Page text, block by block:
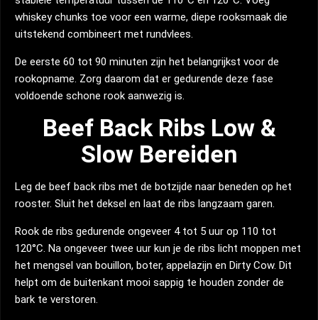
whiskey chunks toe voor een warme, diepe rooksmaak die
uitstekend combineert met rundvlees.
De eerste 60 tot 90 minuten zijn het belangrijkst voor de
rookopname. Zorg daarom dat er gedurende deze fase
voldoende schone rook aanwezig is.
Beef Back Ribs Low &
Slow Bereiden
Leg de beef back ribs met de botzijde naar beneden op het
rooster. Sluit het deksel en laat de ribs langzaam garen.
Rook de ribs gedurende ongeveer 4 tot 5 uur op 110 tot
120°C. Na ongeveer twee uur kun je de ribs licht moppen met
het mengsel van bouillon, boter, appelazijn en Dirty Cow. Dit
helpt om de buitenkant mooi sappig te houden zonder de
bark te verstoren.